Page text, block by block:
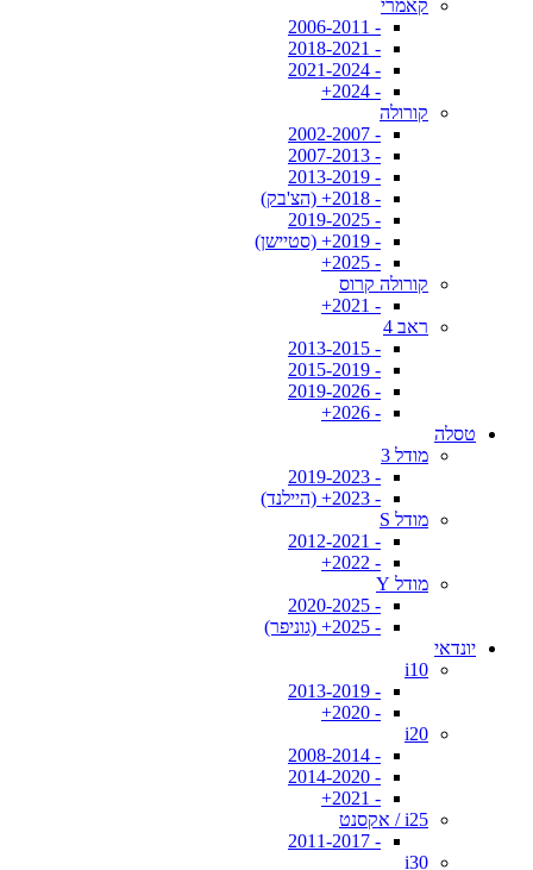
קאמרי
- 2006-2011
- 2018-2021
- 2021-2024
- 2024+
קורולה
- 2002-2007
- 2007-2013
- 2013-2019
- 2018+ (הצ'בק)
- 2019-2025
- 2019+ (סטיישן)
- 2025+
קורולה קרוס
- 2021+
ראב 4
- 2013-2015
- 2015-2019
- 2019-2026
- 2026+
טסלה
מודל 3
- 2019-2023
- 2023+ (היילנד)
מודל S
- 2012-2021
- 2022+
מודל Y
- 2020-2025
- 2025+ (גוניפר)
יונדאי
i10
- 2013-2019
- 2020+
i20
- 2008-2014
- 2014-2020
- 2021+
i25 / אקסנט
- 2011-2017
i30